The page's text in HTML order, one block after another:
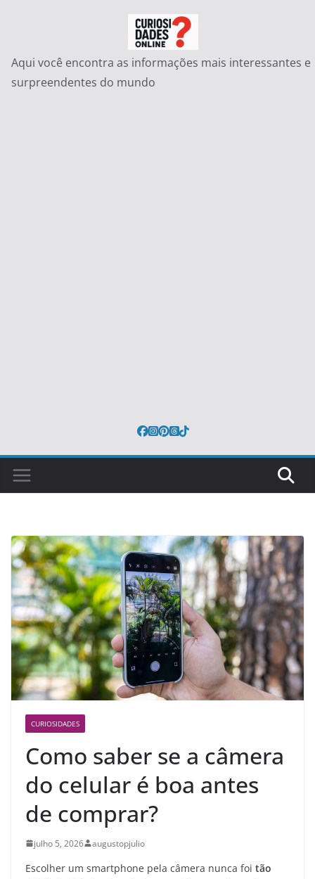
conteúdo
Aqui você encontra as informações mais interessantes e
surpreendentes do mundo
CURIOSIDADES
Como saber se a câmera
do celular é boa antes
de comprar?
julho 5, 2026 augustopjulio
Escolher um smartphone pela câmera nunca foi tão